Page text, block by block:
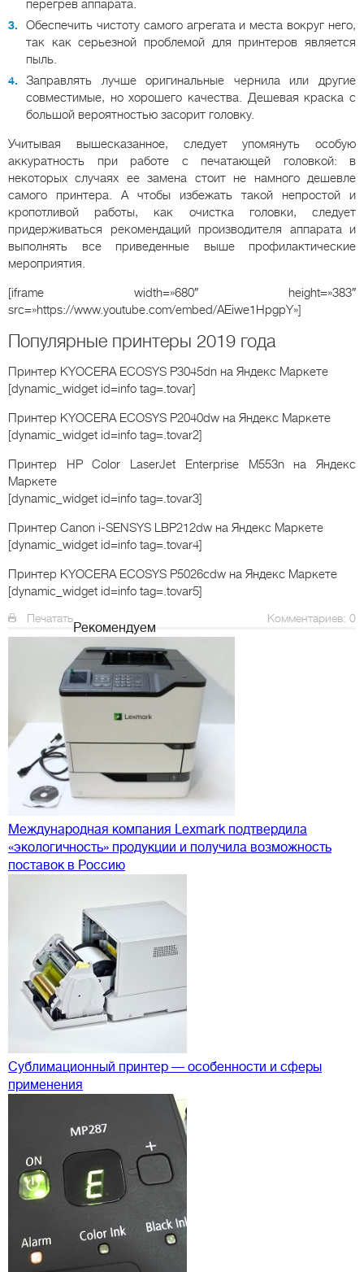
перегрев аппарата.
Обеспечить чистоту самого агрегата и места вокруг него,
так как серьезной проблемой для принтеров является
пыль.
Заправлять лучше оригинальные чернила или другие
совместимые, но хорошего качества. Дешевая краска с
большой вероятностью засорит головку.
Учитывая вышесказанное, следует упомянуть особую
аккуратность при работе с печатающей головкой: в
некоторых случаях ее замена стоит не намного дешевле
самого принтера. А чтобы избежать такой непростой и
кропотливой работы, как очистка головки, следует
придерживаться рекомендаций производителя аппарата и
выполнять все приведенные выше профилактические
мероприятия.
[iframe width=»680″ height=»383″
src=»https://www.youtube.com/embed/AEiwe1HpgpY»]
Популярные принтеры 2019 года
Принтер KYOCERA ECOSYS P3045dn на Яндекс Маркете
[dynamic_widget id=info tag=.tovar]
Принтер KYOCERA ECOSYS P2040dw на Яндекс Маркете
[dynamic_widget id=info tag=.tovar2]
Принтер HP Color LaserJet Enterprise M553nна Яндекс
Маркете
[dynamic_widget id=info tag=.tovar3]
Принтер Canon i-SENSYS LBP212dw на Яндекс Маркете
[dynamic_widget id=info tag=.tovar4]
Принтер KYOCERA ECOSYS P5026cdw на Яндекс Маркете
[dynamic_widget id=info tag=.tovar5]
Печатать Комментариев: 0
Рекомендуем
Международная компания Lexmark подтвердила
«экологичность» продукции и получила возможность
поставок в Россию
Сублимационный принтер — особенности и сферы
применения